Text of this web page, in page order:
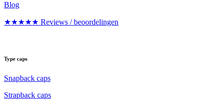
Blog
★★★★★ Reviews / beoordelingen
Type caps
Snapback caps
Strapback caps